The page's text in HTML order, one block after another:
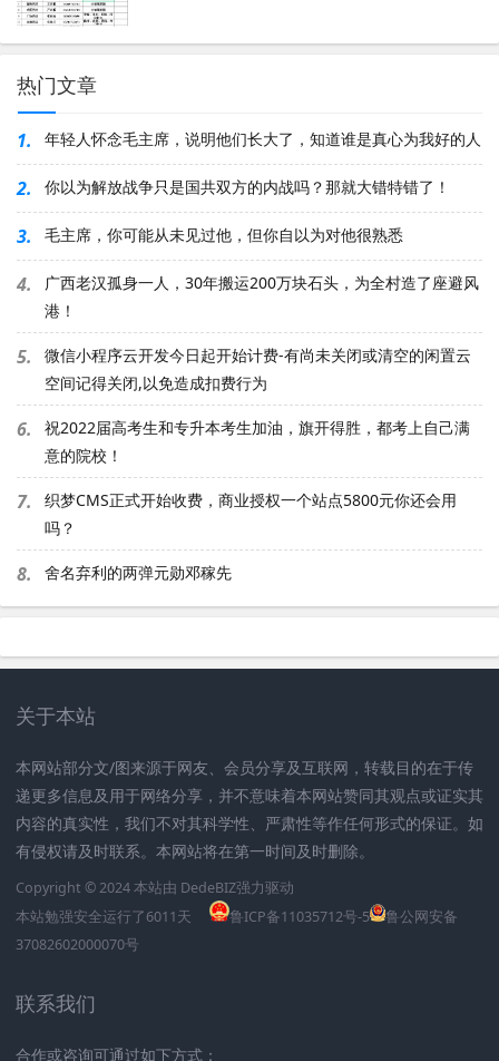
热门文章
1. 年轻人怀念毛主席，说明他们长大了，知道谁是真心为我好的人
2. 你以为解放战争只是国共双方的内战吗？那就大错特错了！
3. 毛主席，你可能从未见过他，但你自以为对他很熟悉
4.
广西老汉孤身一人，30年搬运200万块石头，为全村造了座避风
港！
5.
微信小程序云开发今日起开始计费-有尚未关闭或清空的闲置云
空间记得关闭,以免造成扣费行为
6.
祝2022届高考生和专升本考生加油，旗开得胜，都考上自己满
意的院校！
7.
织梦CMS正式开始收费，商业授权一个站点5800元你还会用
吗？
8. 舍名弃利的两弹元勋邓稼先
关于本站
本网站部分文/图来源于网友、会员分享及互联网，转载目的在于传
递更多信息及用于网络分享，并不意味着本网站赞同其观点或证实其
内容的真实性，我们不对其科学性、严肃性等作任何形式的保证。如
有侵权请及时联系。本网站将在第一时间及时删除。
Copyright © 2024 本站由 DedeBIZ强力驱动
本站勉强安全运行了6011天 鲁ICP备11035712号-5
鲁公网安备
37082602000070号
联系我们
合作或咨询可通过如下方式：